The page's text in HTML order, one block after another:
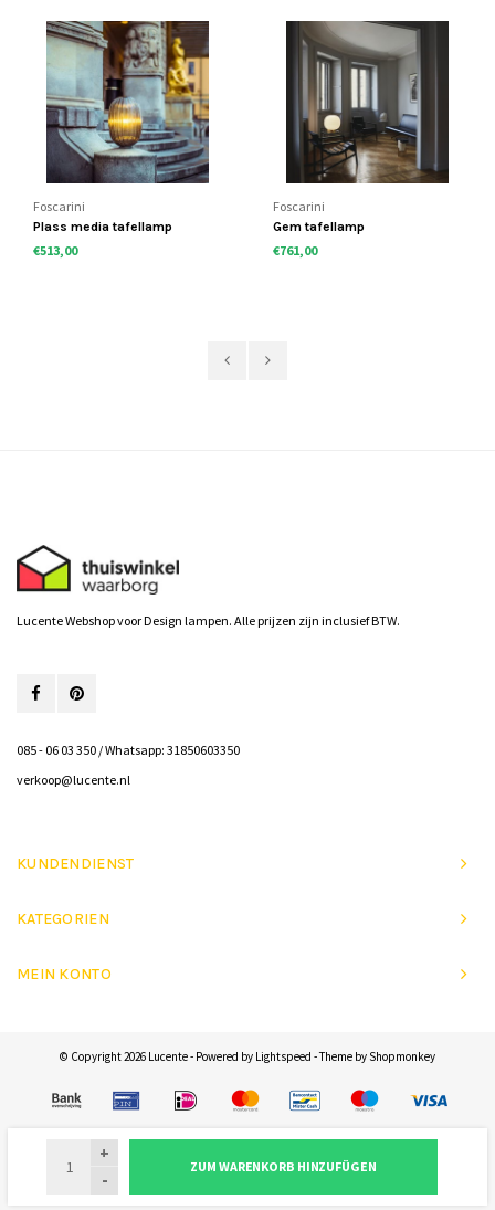
+
-
ZUM WARENKORB HINZUFÜGEN
Foscarini
Plass media tafellamp
€513,00
Foscarini
Gem tafellamp
€761,00
Lucente Webshop voor Design lampen. Alle prijzen zijn inclusief BTW.
085 - 06 03 350 / Whatsapp: 31850603350
verkoop@lucente.nl
KUNDENDIENST
KATEGORIEN
MEIN KONTO
© Copyright 2026 Lucente - Powered by Lightspeed - Theme by Shopmonkey